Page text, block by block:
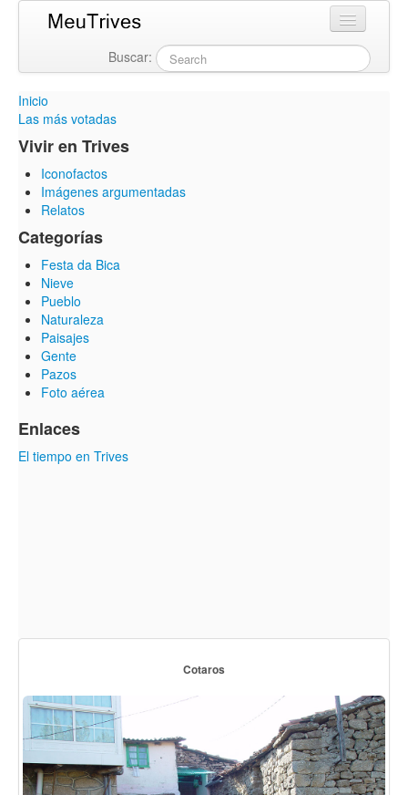
Buscar:
Inicio
Las más votadas
Vivir en Trives
Iconofactos
Imágenes argumentadas
Relatos
Categorías
Festa da Bica
Nieve
Pueblo
Naturaleza
Paisajes
Gente
Pazos
Foto aérea
Enlaces
El tiempo en Trives
Cotaros